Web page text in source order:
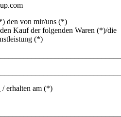
den von mir/uns (*)
Kauf der folgenden Waren (*)/die
(*)
erhalten am (*)